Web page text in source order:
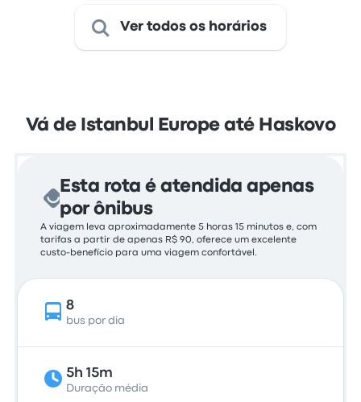
Ver todos os horários
Vá de Istanbul Europe até Haskovo
Esta rota é atendida apenas
por ônibus
A viagem leva aproximadamente 5 horas 15 minutos e, com
tarifas a partir de apenas R$ 90, oferece um excelente
custo-benefício para uma viagem confortável.
8
bus por dia
5h 15m
Duração média